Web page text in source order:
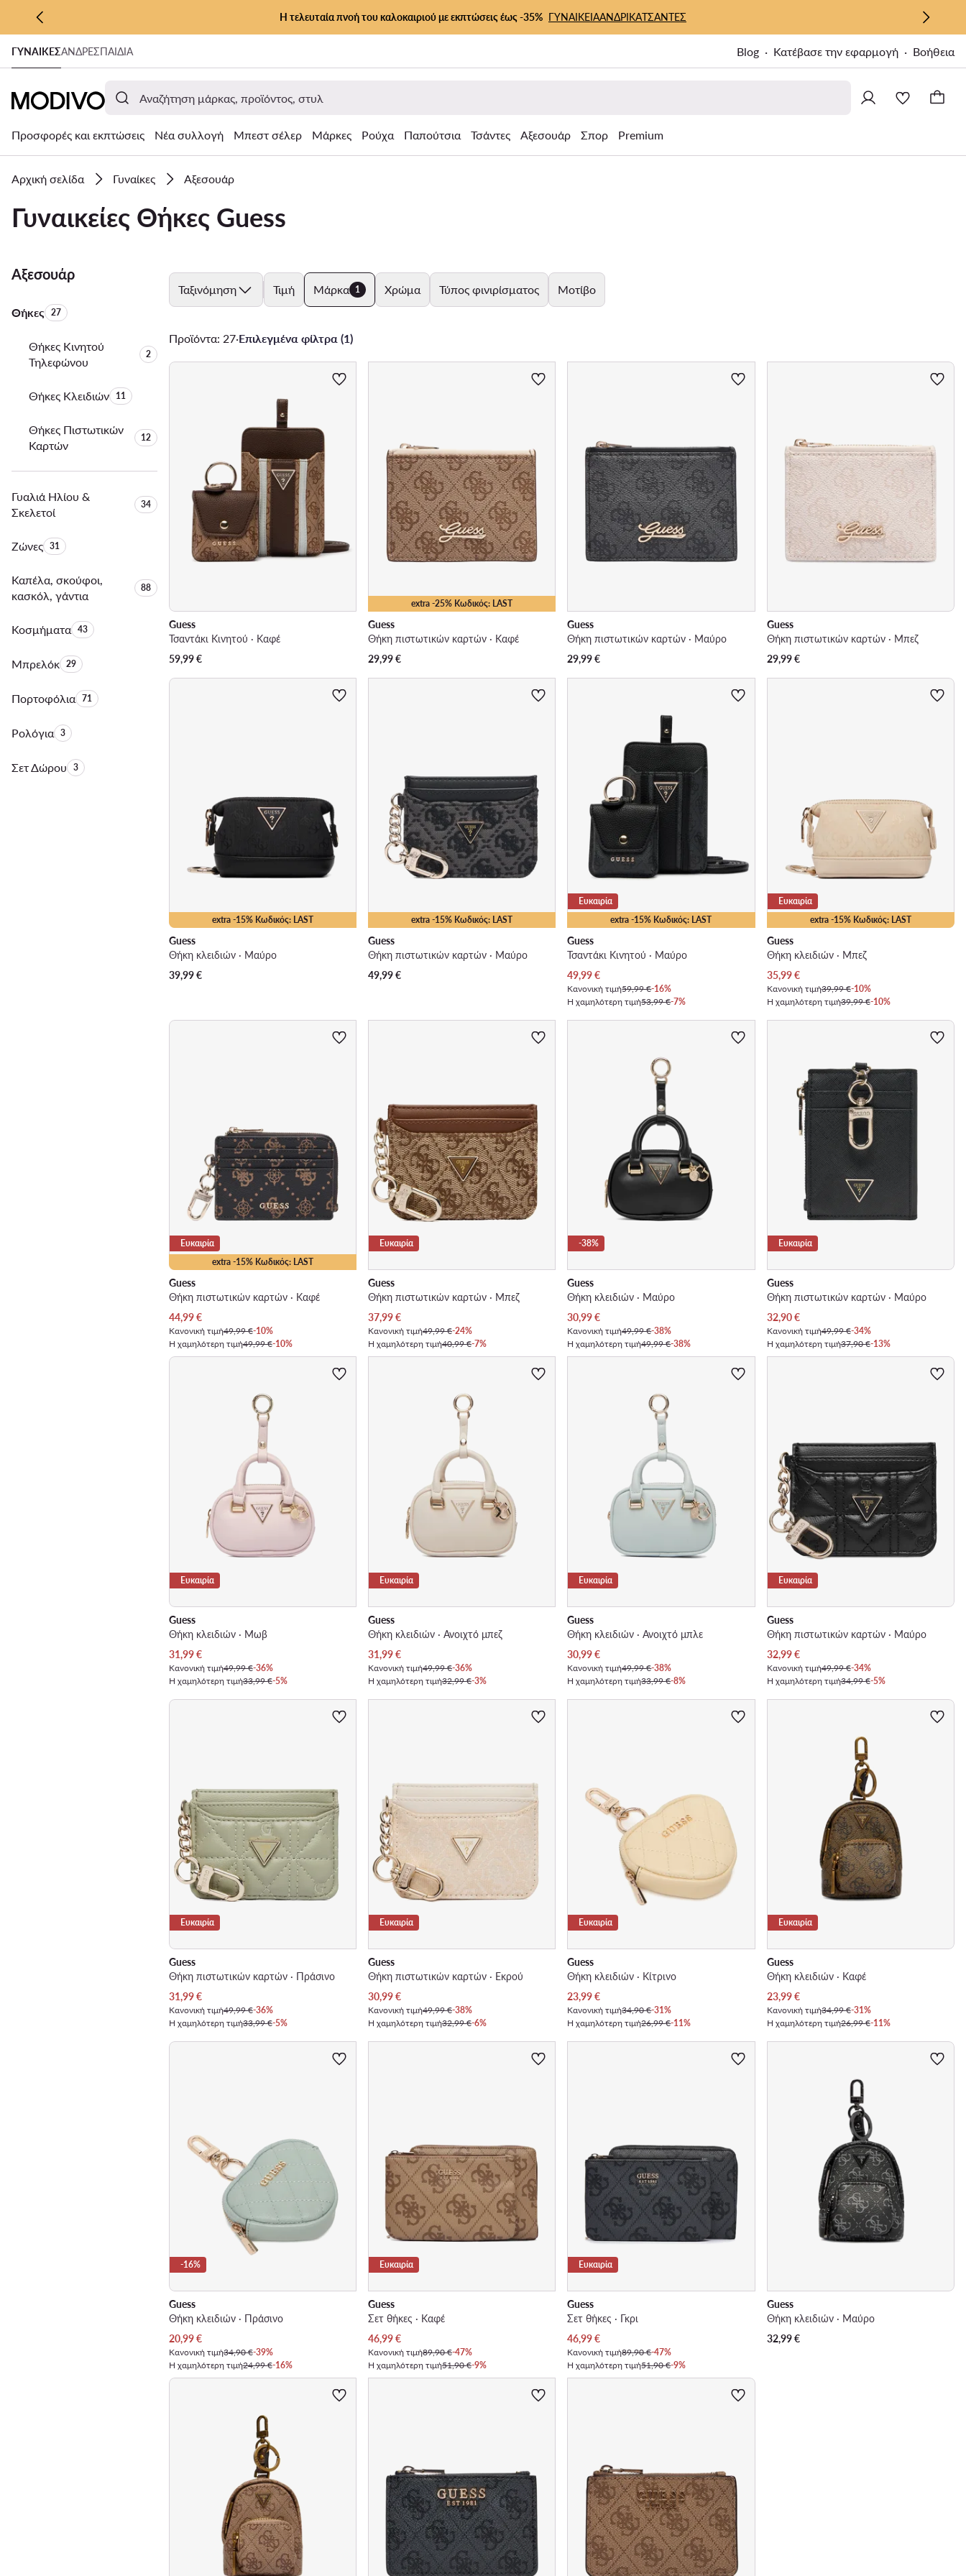
ΜΕΤΆΒΑΣΗ ΣΤΟ ΚΎΡΙΟ ΠΕΡΙΕΧΌΜΕΝΟ
ΜΕΤΆΒΑΣΗ ΣΤΗΝ ΑΝΑΖΉΤΗΣΗ
Η τελευταία πνοή του καλοκαιριού με εκπτώσεις έως -35% ΓΥΝΑΙΚΕΙΑΑΝΔΡΙΚΑΤΣΑΝΤΕΣ
ΓΥΝΑΊΚΕΣΑΝΔΡΕΣΠΑΙΔΙΑ Blog Κατέβασε την εφαρμογή Βοήθεια
Προσφορές και εκπτώσεις Νέα συλλογή Μπεστ σέλερ Μάρκες Ρούχα Παπούτσια Τσάντες Αξεσουάρ Σπορ Premium
Αρχική σελίδα Γυναίκες Αξεσουάρ
Γυναικείες Θήκες Guess
Αξεσουάρ
ΘήκεςΑριθμός προϊόντων:
27
Θήκες Κινητού
Τηλεφώνου
Αριθμός προϊόντων:
2
Θήκες ΚλειδιώνΑριθμός προϊόντων:
11
Θήκες Πιστωτικών
Καρτών
Αριθμός προϊόντων:
12
Γυαλιά Ηλίου &
Σκελετοί
Αριθμός προϊόντων:
34
ΖώνεςΑριθμός προϊόντων:
31
Καπέλα, σκούφοι,
κασκόλ, γάντια
Αριθμός προϊόντων:
88
ΚοσμήματαΑριθμός προϊόντων:
43
ΜπρελόκΑριθμός προϊόντων:
29
ΠορτοφόλιαΑριθμός προϊόντων:
71
ΡολόγιαΑριθμός προϊόντων:
3
Σετ ΔώρουΑριθμός προϊόντων:
3
Ταξινόμηση Τιμή Μάρκα 1 Χρώμα Τύπος φινιρίσματος Μοτίβο
Προϊόντα: 27·Επιλεγμένα φίλτρα (1)
Guess
Τσαντάκι Κινητού · Καφέ
59,99€
extra -25% Κωδικός: LAST
Guess
Θήκη πιστωτικών καρτών · Καφέ
29,99€
Guess
Θήκη πιστωτικών καρτών · Μαύρο
29,99€
Guess
Θήκη πιστωτικών καρτών · Μπεζ
29,99€
extra -15% Κωδικός: LAST
Guess
Θήκη κλειδιών · Μαύρο
39,99€
extra -15% Κωδικός: LAST
Guess
Θήκη πιστωτικών καρτών · Μαύρο
49,99€
extra -15% Κωδικός: LAST
Ευκαιρία
Guess
Τσαντάκι Κινητού · Μαύρο
Τρέχουσα τιμή
49,99€
Κανονική τιμή59,99 €-16%
Η χαμηλότερη τιμή53,99 €-7%
extra -15% Κωδικός: LAST
Ευκαιρία
Guess
Θήκη κλειδιών · Μπεζ
Τρέχουσα τιμή
35,99€
Κανονική τιμή39,99 €-10%
Η χαμηλότερη τιμή39,99 €-10%
extra -15% Κωδικός: LAST
Ευκαιρία
Guess
Θήκη πιστωτικών καρτών · Καφέ
Τρέχουσα τιμή
44,99€
Κανονική τιμή49,99 €-10%
Η χαμηλότερη τιμή49,99 €-10%
Ευκαιρία
Guess
Θήκη πιστωτικών καρτών · Μπεζ
Τρέχουσα τιμή
37,99€
Κανονική τιμή49,99 €-24%
Η χαμηλότερη τιμή40,99 €-7%
-38%
Guess
Θήκη κλειδιών · Μαύρο
Τρέχουσα τιμή
30,99€
Κανονική τιμή49,99 €-38%
Η χαμηλότερη τιμή49,99 €-38%
Ευκαιρία
Guess
Θήκη πιστωτικών καρτών · Μαύρο
Τρέχουσα τιμή
32,90€
Κανονική τιμή49,99 €-34%
Η χαμηλότερη τιμή37,90 €-13%
Ευκαιρία
Guess
Θήκη κλειδιών · Μωβ
Τρέχουσα τιμή
31,99€
Κανονική τιμή49,99 €-36%
Η χαμηλότερη τιμή33,99 €-5%
Ευκαιρία
Guess
Θήκη κλειδιών · Ανοιχτό μπεζ
Τρέχουσα τιμή
31,99€
Κανονική τιμή49,99 €-36%
Η χαμηλότερη τιμή32,99 €-3%
Ευκαιρία
Guess
Θήκη κλειδιών · Ανοιχτό μπλε
Τρέχουσα τιμή
30,99€
Κανονική τιμή49,99 €-38%
Η χαμηλότερη τιμή33,99 €-8%
Ευκαιρία
Guess
Θήκη πιστωτικών καρτών · Μαύρο
Τρέχουσα τιμή
32,99€
Κανονική τιμή49,99 €-34%
Η χαμηλότερη τιμή34,99 €-5%
Ευκαιρία
Guess
Θήκη πιστωτικών καρτών · Πράσινο
Τρέχουσα τιμή
31,99€
Κανονική τιμή49,99 €-36%
Η χαμηλότερη τιμή33,99 €-5%
Ευκαιρία
Guess
Θήκη πιστωτικών καρτών · Εκρού
Τρέχουσα τιμή
30,99€
Κανονική τιμή49,99 €-38%
Η χαμηλότερη τιμή32,99 €-6%
Ευκαιρία
Guess
Θήκη κλειδιών · Κίτρινο
Τρέχουσα τιμή
23,99€
Κανονική τιμή34,90 €-31%
Η χαμηλότερη τιμή26,99 €-11%
Ευκαιρία
Guess
Θήκη κλειδιών · Καφέ
Τρέχουσα τιμή
23,99€
Κανονική τιμή34,99 €-31%
Η χαμηλότερη τιμή26,99 €-11%
-16%
Guess
Θήκη κλειδιών · Πράσινο
Τρέχουσα τιμή
20,99€
Κανονική τιμή34,90 €-39%
Η χαμηλότερη τιμή24,99 €-16%
Ευκαιρία
Guess
Σετ θήκες · Καφέ
Τρέχουσα τιμή
46,99€
Κανονική τιμή89,90 €-47%
Η χαμηλότερη τιμή51,90 €-9%
Ευκαιρία
Guess
Σετ θήκες · Γκρι
Τρέχουσα τιμή
46,99€
Κανονική τιμή89,90 €-47%
Η χαμηλότερη τιμή51,90 €-9%
Guess
Θήκη κλειδιών · Μαύρο
32,99€